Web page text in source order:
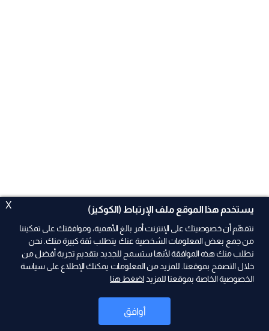
X يستخدم هذا الموقع ملف الإرتباط (الكوكيز)
نتفهّم أن خصوصيتك على الإنترنت أمر بالغ الأهمية، وموافقتك على تمكيننا
من جمع بعض المعلومات الشخصية عنك يتطلب ثقة كبيرة منك. نحن
نطلب منك هذه الموافقة لأنها ستسمح للجديد بتقديم تجربة أفضل من
خلال التصفح بموقعنا. للمزيد من المعلومات يمكنك الإطلاع على سياسة
الخصوصية الخاصة بموقعنا للمزيد اضغط هنا
أوافق
ad